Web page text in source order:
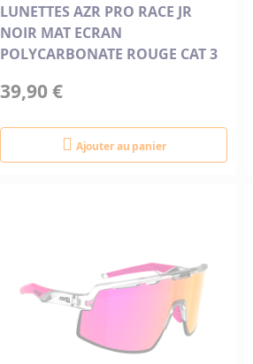
LUNETTES AZR PRO RACE JR
NOIR MAT ECRAN
POLYCARBONATE ROUGE CAT 3
39,90 €
Ajouter au panier